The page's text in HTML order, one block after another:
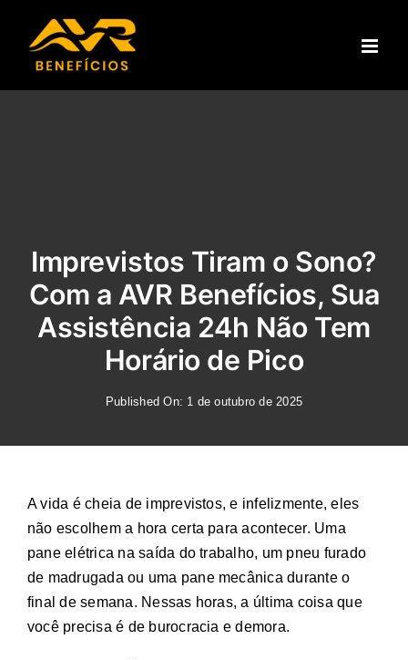
Imprevistos Tiram o Sono?
Com a AVR Benefícios, Sua
Assistência 24h Não Tem
Horário de Pico
Published On: 1 de outubro de 2025
A vida é cheia de imprevistos, e infelizmente, eles
não escolhem a hora certa para acontecer. Uma
pane elétrica na saída do trabalho, um pneu furado
de madrugada ou uma pane mecânica durante o
final de semana. Nessas horas, a última coisa que
você precisa é de burocracia e demora.